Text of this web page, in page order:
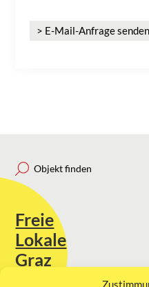
> E-Mail-Anfrage senden
Objekt finden
Freie
Lokale
Graz